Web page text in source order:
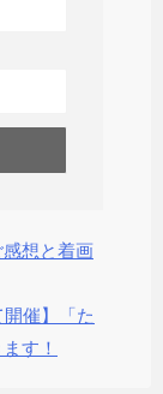
想と着画
開催】「た
す！